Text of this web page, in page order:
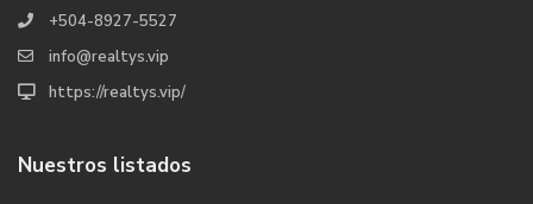
+504-8927-5527
info@realtys.vip
https://realtys.vip/
Nuestros listados